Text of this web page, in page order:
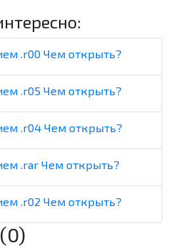
.r00 Чем открыть?
.r05 Чем открыть?
.r04 Чем открыть?
.rar Чем открыть?
.r02 Чем открыть?